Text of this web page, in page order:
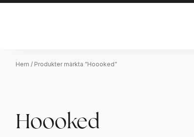
Hem / Produkter märkta ”Hoooked”
Hoooked